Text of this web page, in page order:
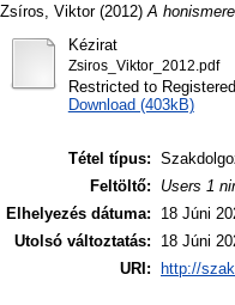
Zsíros, Viktor(2012) A
Kézirat
Zsiros_Viktor_2012.pdf
Restricted to
Download (403kB)
Tétel típus:
Feltöltő:
Users 1
Elhelyezés dátuma:
18 Júni
Utolsó változtatás:
18 Júni
URI:
http://